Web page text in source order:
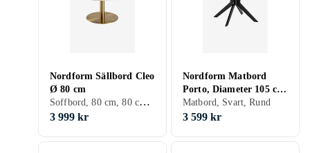
Nordform Sällbord Cleo
Ø 80 cm
Soffbord, 80 cm, 80 cm, Vit, Rund, Marmor, Mässing, Sten
3 999 kr
Nordform Matbord
Porto, Diameter 105 cm
Svart
Matbord, Svart, Rund
3 599 kr